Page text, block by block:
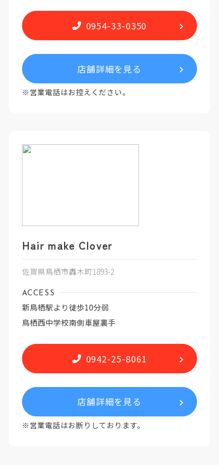
0954-33-0350
店舗詳細を見る
※営業電話はお控えください。
Hair make Clover
佐賀県鳥栖市轟木町1893-2
ACCESS
新鳥栖駅より徒歩10分弱
鳥栖西中学校南側車屋裏手
0942-25-8061
店舗詳細を見る
※営業電話はお断りしております。